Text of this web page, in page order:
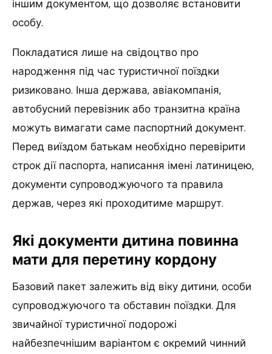
іншим документом, що дозволяє встановити
особу.
Покладатися лише на свідоцтво про
народження під час туристичної поїздки
ризиковано. Інша держава, авіакомпанія,
автобусний перевізник або транзитна країна
можуть вимагати саме паспортний документ.
Перед виїздом батькам необхідно перевірити
строк дії паспорта, написання імені латиницею,
документи супроводжуючого та правила
держав, через які проходитиме маршрут.
Які документи дитина повинна
мати для перетину кордону
Базовий пакет залежить від віку дитини, особи
супроводжуючого та обставин поїздки. Для
звичайної туристичної подорожі
найбезпечнішим варіантом є окремий чинний